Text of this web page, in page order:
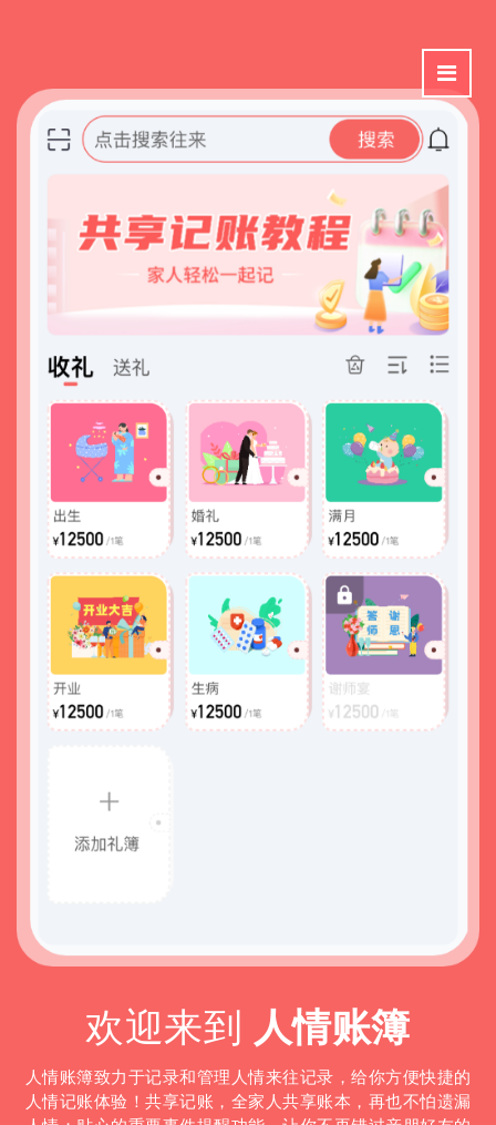
欢迎来到 人情账簿
人情账簿致力于记录和管理人情来往记录，给你方便快捷的
人情记账体验！共享记账，全家人共享账本，再也不怕遗漏